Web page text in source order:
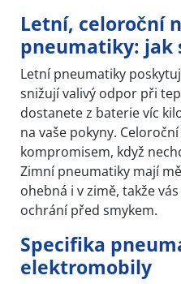
of
7
Letní, celoroční
pneumatiky: jak
Letní pneumatiky
snižují valivý odpor při
dostanete z baterie víc
na vaše pokyny.
kompromisem, když
Zimní pneumatiky mají
ohebná i v zimě, takže
ochrání před smykem.
Specifika
elektromobily